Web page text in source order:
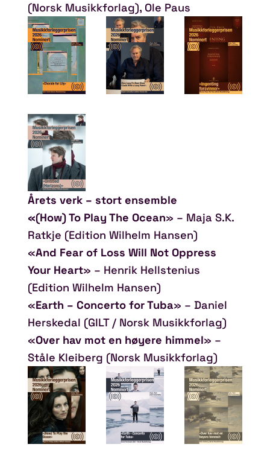
(Norsk Musikkforlag), Ole Paus
Årets verk – stort ensemble
«(How) To Play The Ocean» – Maja S.K.
Ratkje (Edition Wilhelm Hansen)
«And Fear of Loss Will Not Oppress
Your Heart» – Henrik Hellstenius
(Edition Wilhelm Hansen)
«Earth – Concerto for Tuba» – Daniel
Herskedal (GILT / Norsk Musikkforlag)
«Over hav mot en høyere himmel» –
Ståle Kleiberg (Norsk Musikkforlag)